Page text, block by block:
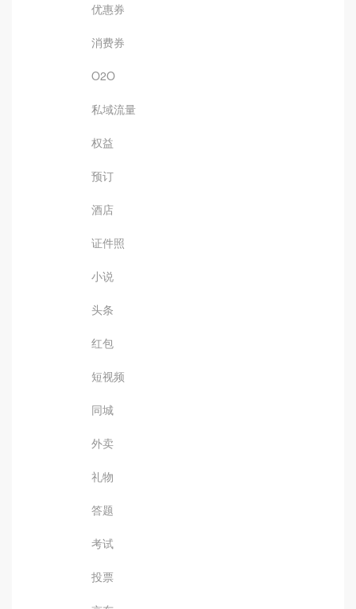
优惠券
消费券
O2O
私域流量
权益
预订
酒店
证件照
小说
头条
红包
短视频
同城
外卖
礼物
答题
考试
投票